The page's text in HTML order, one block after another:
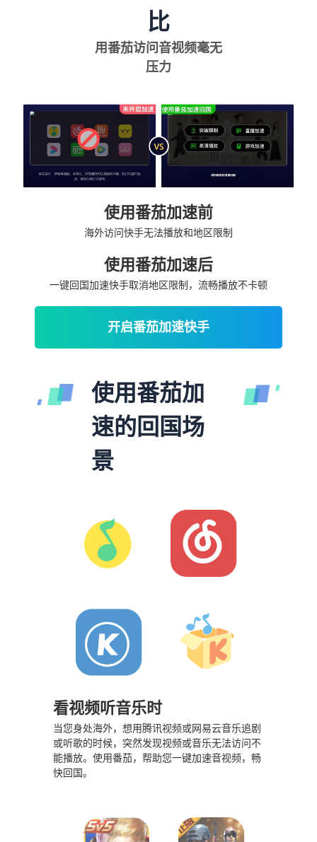
比
用番茄访问音视频毫无
压力
使用番茄加速前
海外访问快手无法播放和地区限制
使用番茄加速后
一键回国加速快手取消地区限制，流畅播放不卡顿
开启番茄加速快手
使用番茄加
速的回国场
景
看视频听音乐时
当您身处海外，想用腾讯视频或网易云音乐追剧
或听歌的时候，突然发现视频或音乐无法访问不
能播放。使用番茄，帮助您一键加速音视频，畅
快回国。